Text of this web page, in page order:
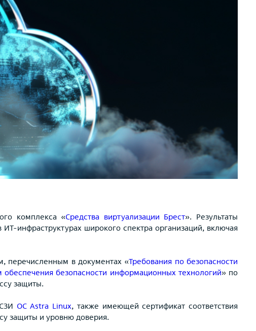
комплекса «Средства виртуализации Брест». Результаты
инфраструктурах широкого спектра организаций, включая
перечисленным в документах «Требования по безопасности
безопасности информационных технологий» по
защиты.
ОС Astra Linux, также имеющей сертификат соответствия
защиты и уровню доверия.